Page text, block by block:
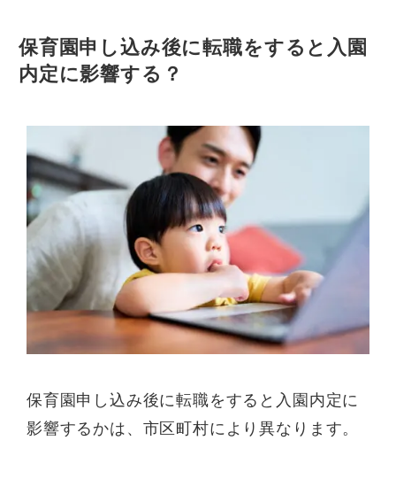
保育園申し込み後に転職をすると入園
内定に影響する？
保育園申し込み後に転職をすると入園内定に
影響するかは、市区町村により異なります。